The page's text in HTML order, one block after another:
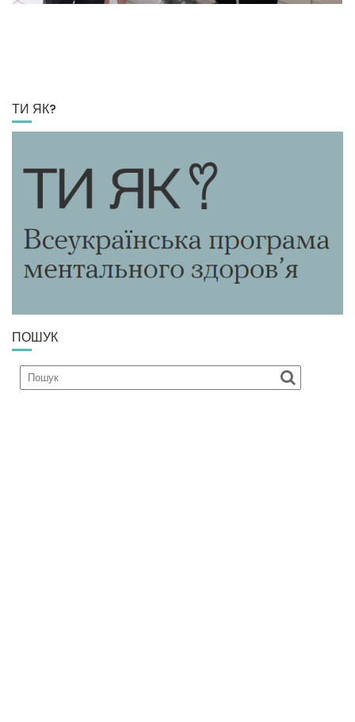
ТИ ЯК?
ПОШУК